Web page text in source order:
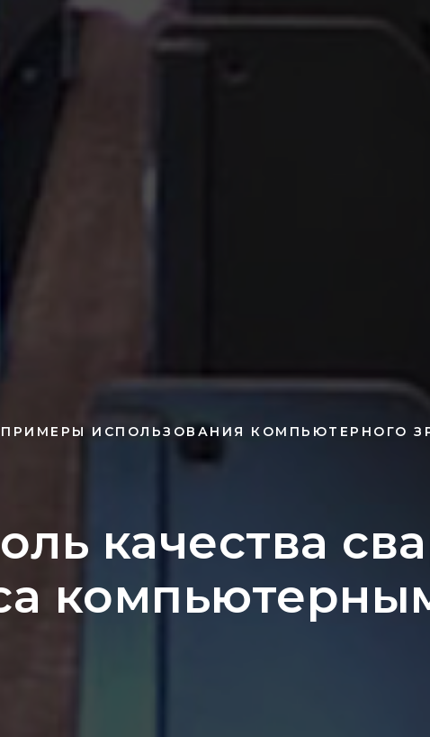
ПРИМЕРЫ ИСПОЛЬЗОВАНИЯ КОМПЬЮТЕРНОГО
качества